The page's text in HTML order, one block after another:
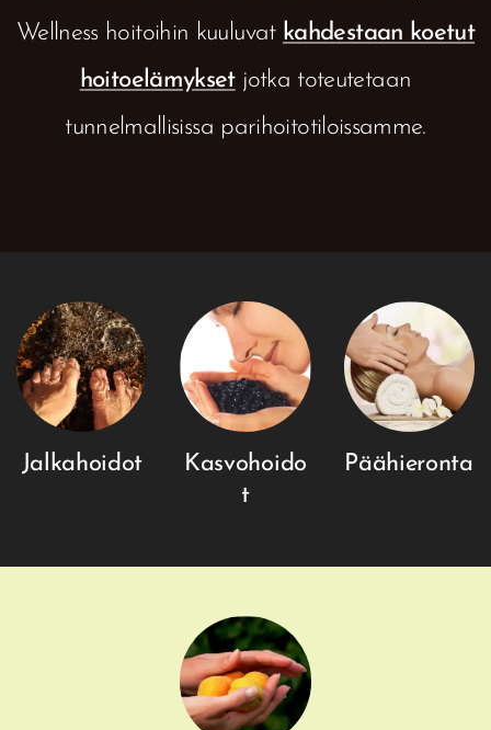
Wellness hoitoihin kuuluvat kahdestaan koetut
hoitoelämyksetjotka toteutetaan
tunnelmallisissa parihoitotiloissamme.
Jalkahoidot
Kasvohoido
t
Päähieronta